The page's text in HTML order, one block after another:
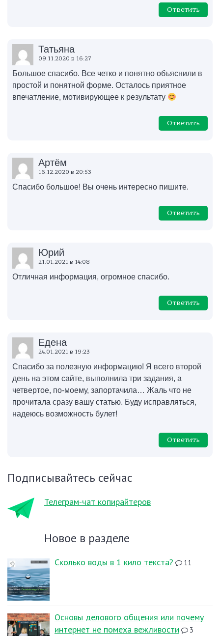
Ответить
Татьяна
09.11.2020 в 16:27
Большое спасибо. Все четко и понятно объяснили в
простой и понятной форме. Осталось приятное
впечатление, мотивирующее к результату
Ответить
Артём
16.12.2020 в 20:53
Спасибо большое! Вы очень интересно пишите.
Ответить
Юрий
21.01.2021 в 14:08
Отличная информация, огромное спасибо.
Ответить
Едена
24.01.2021 в 19:23
Спасибо за полезную информацию! Я всего второй
день на этом сайте, выполнила три задания, а
четвертое, по-моему, запортачила… Жаль что не
прочитала сразу вашу статью. Буду исправляться,
надеюсь возможность булет!
Ответить
Подписывайтесь сейчас
Телеграм-чат копирайтеров
Новое в разделе
Сколько воды в 1 кило текста? 11
Основы делового общения или почему
интернет не помеха вежливости
3